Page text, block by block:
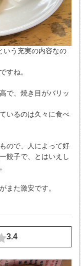
いう充実の内容なの
すね。
で、焼き目がバリッ
いるのは久々に食べ
ので、人によって好
餃子で、とはいえし
また激安です。
3.4